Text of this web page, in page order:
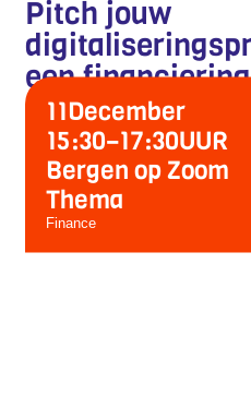
Pitch jouw
een
11December
15:30–17:30UUR
Bergen op Zoom
Thema
Finance